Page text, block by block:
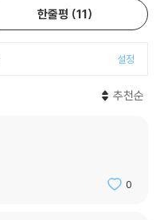
한줄평 11
설정
추천순
0